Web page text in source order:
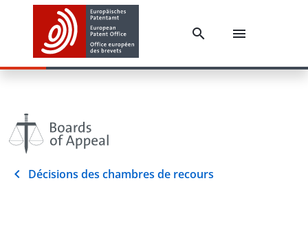
Décisions des chambres de recours